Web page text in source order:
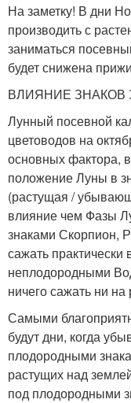
На заметку! В дни
производить с
заниматься
будет снижена
ВЛИЯНИЕ ЗНАКОВ
Лунный посевной
цветоводов на
основных фактора,
положение Луны в
(растущая /
влияние чем Фазы
знаками Скорпион,
сажать практически
неплодородными
ничего сажать ни
Самыми
будут дни, когда
плодородными
растущих над
под плодородными